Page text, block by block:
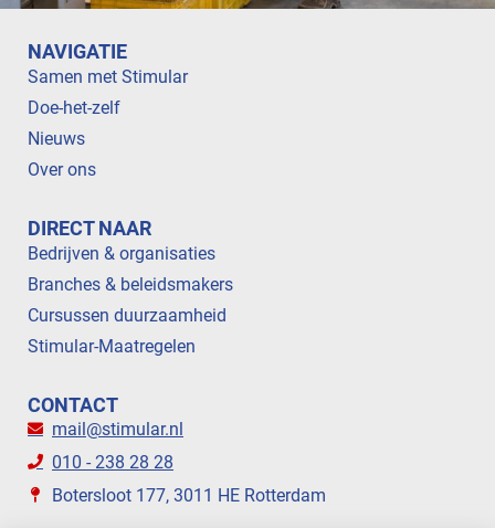
NAVIGATIE
Samen met Stimular
Doe-het-zelf
Nieuws
Over ons
DIRECT NAAR
Bedrijven & organisaties
Branches & beleidsmakers
Cursussen duurzaamheid
Stimular-Maatregelen
CONTACT
mail@stimular.nl
010 - 238 28 28
Botersloot 177, 3011 HE Rotterdam